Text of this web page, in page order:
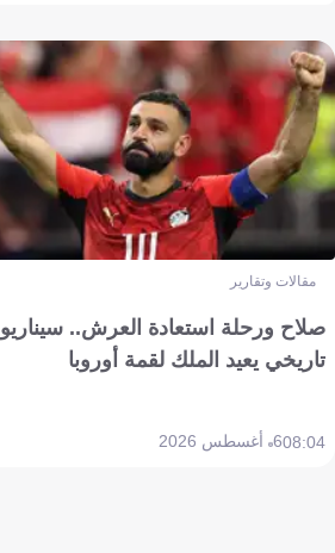
مقالات وتقارير
صلاح ورحلة استعادة العرش.. سيناريو
تاريخي يعيد الملك لقمة أوروبا
08:046 أغسطس 2026